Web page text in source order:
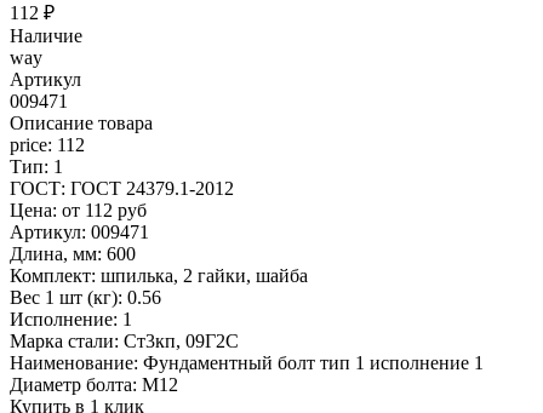
112 ₽
Наличие
way
Артикул
009471
Описание товара
price: 112
Тип: 1
ГОСТ: ГОСТ 24379.1-2012
Цена: от 112 руб
Артикул: 009471
Длина, мм: 600
Комплект: шпилька, 2 гайки, шайба
Вес 1 шт (кг): 0.56
Исполнение: 1
Марка стали: Ст3кп, 09Г2С
Наименование: Фундаментный болт тип 1 исполнение 1
Диаметр болта: М12
Купить в 1 клик